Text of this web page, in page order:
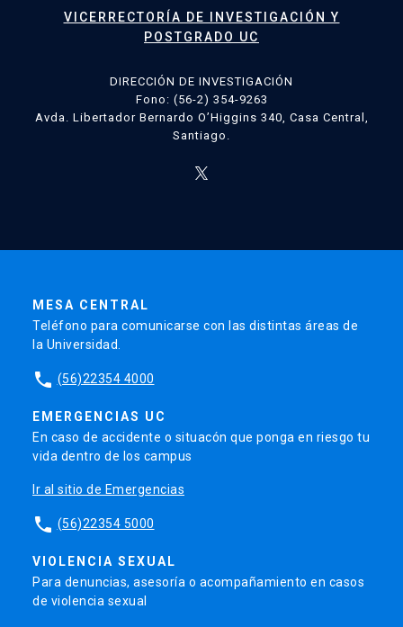
VICERRECTORÍA DE INVESTIGACIÓN Y
POSTGRADO UC
DIRECCIÓN DE INVESTIGACIÓN
Fono: (56-2) 354-9263
Avda. Libertador Bernardo O’Higgins 340, Casa Central,
Santiago.
MESA CENTRAL
Teléfono para comunicarse con las distintas áreas de
la Universidad.
phone (56)22354 4000
EMERGENCIAS UC
En caso de accidente o situacón que ponga en riesgo tu
vida dentro de los campus
Ir al sitio de Emergencias
phone (56)22354 5000
VIOLENCIA SEXUAL
Para denuncias, asesoría o acompañamiento en casos
de violencia sexual